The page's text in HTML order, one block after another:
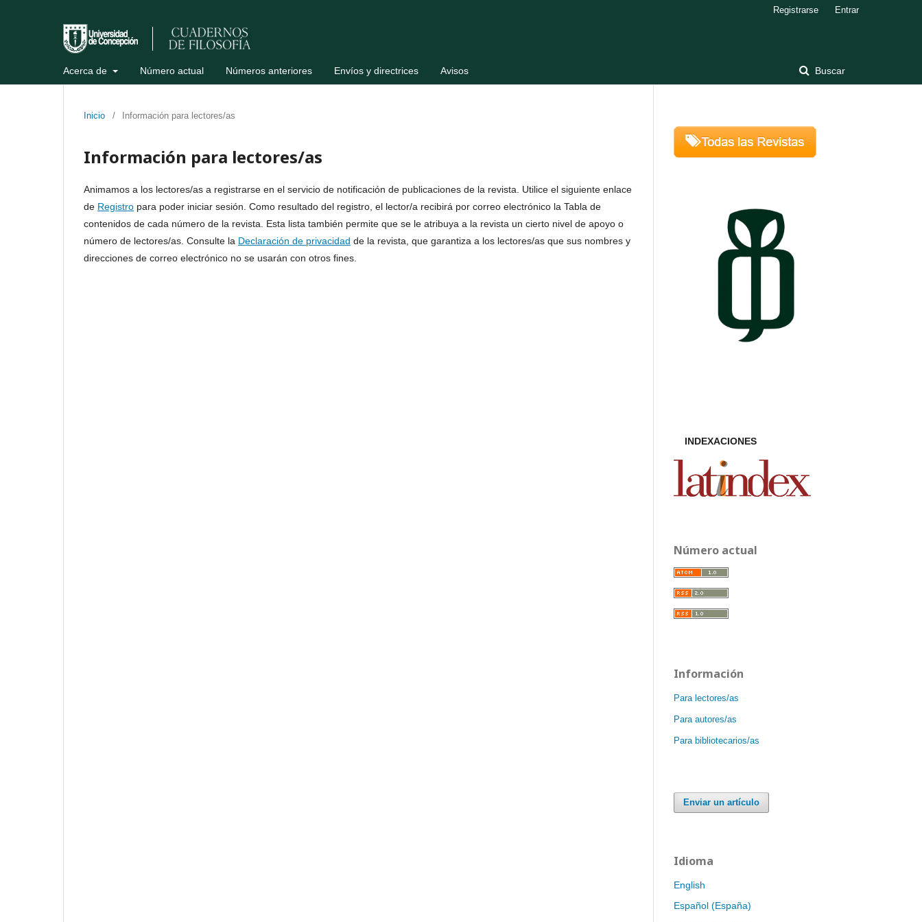
Acerca de Número actual Números anteriores Envíos y directrices Avisos Buscar
Registrarse Entrar
Inicio / Información para lectores/as
Información para lectores/as
Animamos a los lectores/as a registrarse en el servicio de notificación de publicaciones de la revista. Utilice el siguiente enlace
de Registro para poder iniciar sesión. Como resultado del registro, el lector/a recibirá por correo electrónico la Tabla de
contenidos de cada número de la revista. Esta lista también permite que se le atribuya a la revista un cierto nivel de apoyo o
número de lectores/as. Consulte la Declaración de privacidad de la revista, que garantiza a los lectores/as que sus nombres y
direcciones de correo electrónico no se usarán con otros fines.
INDEXACIONES
Número actual
Información
Para lectores/as
Para autores/as
Para bibliotecarios/as
Enviar un artículo
Idioma
English
Español (España)